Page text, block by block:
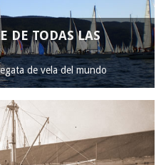
DE TODAS LAS
de vela del mundo